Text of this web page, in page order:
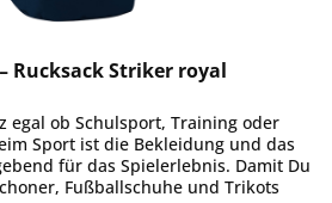
Rucksack Striker royal
egal ob Schulsport, Training oder
Sport ist die Bekleidung und das
für das Spielerlebnis. Damit Du
Fußballschuhe und Trikots